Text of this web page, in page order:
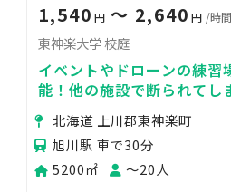
1,540 円〜 2,640 円 /時間
東神楽大学 校庭
イベントやドローンの練習
能！他の施設で断られてし
ご相談ください！
北海道 上川郡東神楽町
旭川駅 車で30分
5200㎡
〜20人